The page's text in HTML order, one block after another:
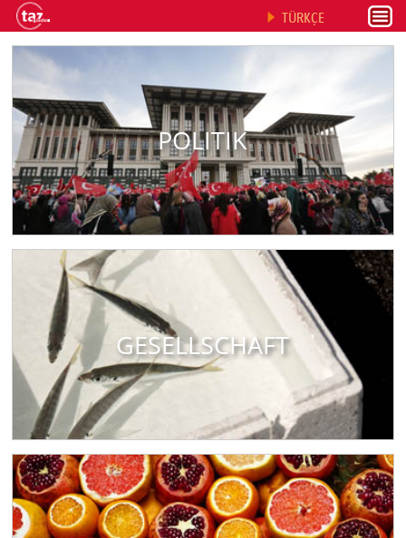
TÜRKÇE
POLITIK
GESELLSCHAFT